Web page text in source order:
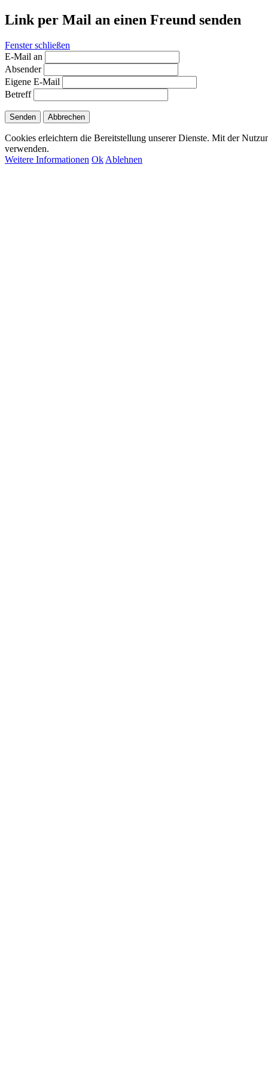
Link per Mail an einen Freund senden
Fenster schließen
E-Mail an
Absender
Eigene E-Mail
Betreff
Senden Abbrechen
Cookies erleichtern die Bereitstellung unserer Dienste. Mit der
verwenden.
Weitere Informationen Ok Ablehnen